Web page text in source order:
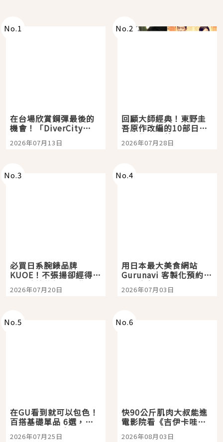
No.1
在台場欣賞鋼彈最後的
機會！「DiverCity
Tokyo Plaza」搭船、
2026年07月13日
No.2
回顧大師經典！東野圭
吾原作改編的10部日本
影視作品推薦
2026年07月28日
No.3
必買日系腕錶品牌
KUOE！不張揚卻經得起
時間洗鍊的經典之作五
2026年07月20日
No. 4
用日本最大美食網站
Gurunavi 客製化預約九
大都市餐廳，打造專屬
2026年07月03日
No.5
在GU看到就可以包色！
百搭基礎單品 6選，閉
眼全收也不心疼
No.6
快90公斤肌肉大叔能進
電影院看《吉伊卡哇》
嗎？日本重金屬樂團